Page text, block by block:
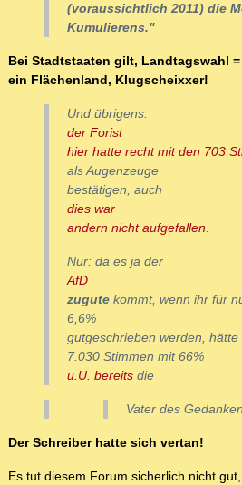
(voraussichtlich 2011) die
Kumulierens."
Bei Stadtstaaten gilt, Landtagswahl
ein Flächenland, Klugscheixxer!
Und übrigens:
der Forist
hier hatte recht mit den 703
als Augenzeuge
bestätigen, auch
dies war
andern nicht aufgefallen.
Nur: da es ja der
AfD
zugute kommt, wenn ihr für
6,6%
gutgeschrieben werden,
7.030 Stimmen mit 66%
u.U. bereits die
Vater des
Der Schreiber hatte sich vertan!
Es tut diesem Forum sicherlich nicht